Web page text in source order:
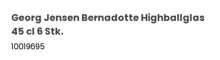
Georg Jensen Bernadotte Highballglas
45 cl 6 Stk.
10019695